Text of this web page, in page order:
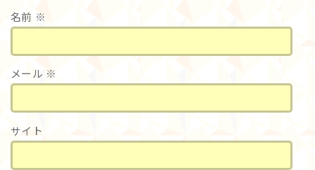
名前 ※
メール ※
サイト